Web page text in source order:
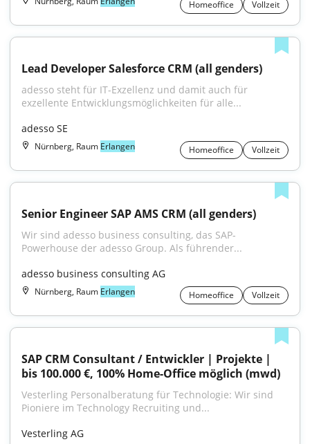
Homeoffice Vollzeit
Lead Developer Salesforce CRM (all genders)
adesso steht für IT-Exzellenz und damit auch für
exzellente Entwicklungsmöglichkeiten für alle...
adesso SE
Nürnberg, Raum Erlangen Homeoffice Vollzeit
Senior Engineer SAP AMS CRM (all genders)
Wir sind adesso business consulting, das SAP-
Powerhouse der adesso Group. Als führender...
adesso business consulting AG
Nürnberg, Raum Erlangen Homeoffice Vollzeit
SAP CRM Consultant / Entwickler | Projekte |
bis 100.000 €, 100% Home-Office möglich (mwd)
Vesterling Personalberatung für Technologie: Wir sind
Pioniere im Technology Recruiting und...
Vesterling AG